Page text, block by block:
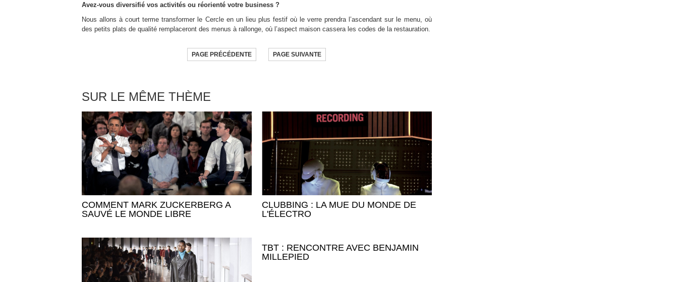
Avez-vous diversifié vos activités ou réorienté votre business ?
Nous allons à court terme transformer le Cercle en un lieu plus festif où le verre prendra l’ascendant sur le menu, où
des petits plats de qualité remplaceront des menus à rallonge, où l’aspect maison cassera les codes de la restauration.
PAGE PRÉCÉDENTE PAGE SUIVANTE
SUR LE MÊME THÈME
COMMENT MARK ZUCKERBERG A
SAUVÉ LE MONDE LIBRE
CLUBBING : LA MUE DU MONDE DE
L'ÉLECTRO
TBT : RENCONTRE AVEC BENJAMIN
MILLEPIED